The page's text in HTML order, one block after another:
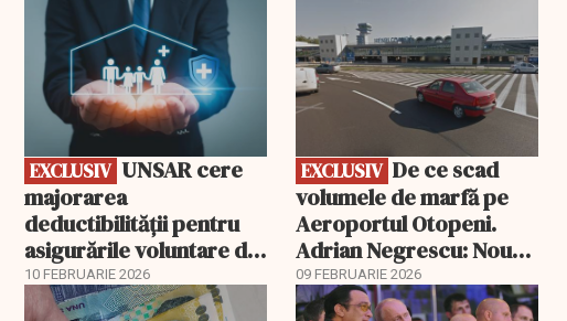
EXCLUSIV
EXCLUSIV
majorarea
deductibilității pentru
asigurările voluntare de
sănătate
10 FEBRUARIE 2026
EXCLUSIV De ce scad
volumele de marfă pe
Aeroportul Otopeni.
Adrian Negrescu: Nou
exemplu de politică
fiscală cu efecte limitate
09 FEBRUARIE 2026